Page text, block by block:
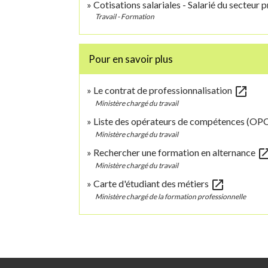
Cotisations salariales - Salarié du secteur
Travail - Formation
Pour en savoir plus
Le contrat de professionnalisation open_in_new
Ministère chargé du travail
Liste des opérateurs de compétences
Ministère chargé du travail
Rechercher une formation en alternance
Ministère chargé du travail
Carte d'étudiant des métiers open_in_new
Ministère chargé de la formation professionnelle